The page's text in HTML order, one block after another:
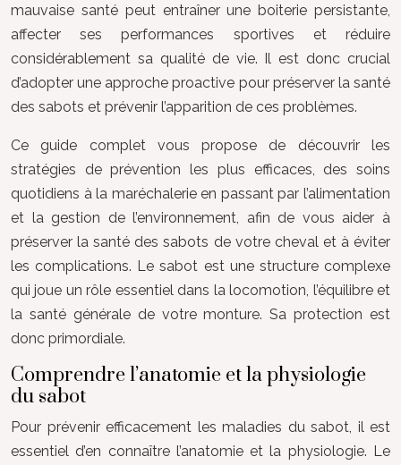
mauvaise santé peut entraîner une boiterie persistante,
affecter ses performances sportives et réduire
considérablement sa qualité de vie. Il est donc crucial
d’adopter une approche proactive pour préserver la santé
des sabots et prévenir l’apparition de ces problèmes.
Ce guide complet vous propose de découvrir les
stratégies de prévention les plus efficaces, des soins
quotidiens à la maréchalerie en passant par l’alimentation
et la gestion de l’environnement, afin de vous aider à
préserver la santé des sabots de votre cheval et à éviter
les complications. Le sabot est une structure complexe
qui joue un rôle essentiel dans la locomotion, l’équilibre et
la santé générale de votre monture. Sa protection est
donc primordiale.
Comprendre l’anatomie et la physiologie
du sabot
Pour prévenir efficacement les maladies du sabot, il est
essentiel d’en connaître l’anatomie et la physiologie. Le